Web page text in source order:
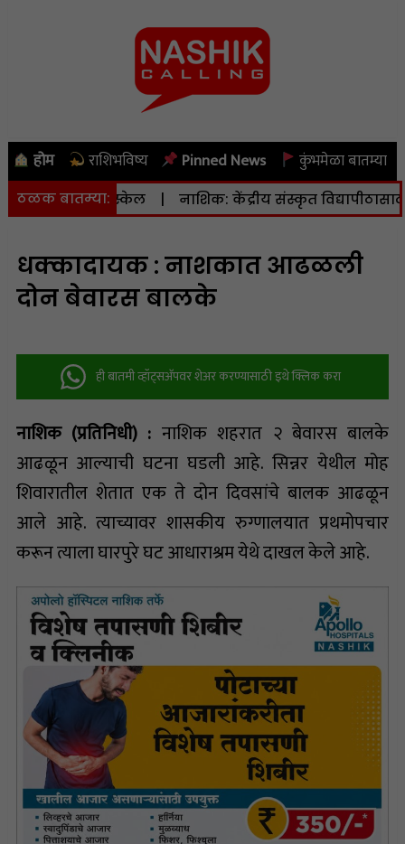
होम राशिभविष्य Pinned News कुंभमेळा बातम्या
ठळक बातम्या:
४.३ रिश्टर स्केल | नाशिक: केंद्रीय संस्कृत विद्यापीठासाठी
धक्कादायक : नाशकात आढळली
दोन बेवारस बालके
ही बातमी व्हॉट्सअ‍ॅपवर शेअर करण्यासाठी इथे क्लिक करा
नाशिक (प्रतिनिधी) : नाशिक शहरात २ बेवारस बालके
आढळून आल्याची घटना घडली आहे. सिन्नर येथील मोह
शिवारातील शेतात एक ते दोन दिवसांचे बालक आढळून
आले आहे. त्याच्यावर शासकीय रुग्णालयात प्रथमोपचार
करून त्याला घारपुरे घट आधाराश्रम येथे दाखल केले आहे.